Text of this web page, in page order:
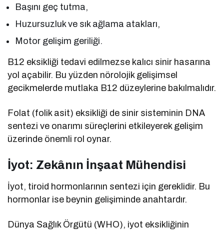
Başını geç tutma,
Huzursuzluk ve sık ağlama atakları,
Motor gelişim geriliği.
B12 eksikliği tedavi edilmezse kalıcı sinir hasarına
yol açabilir. Bu yüzden nörolojik gelişimsel
gecikmelerde mutlaka B12 düzeylerine bakılmalıdır.
Folat (folik asit) eksikliği de sinir sisteminin DNA
sentezi ve onarımı süreçlerini etkileyerek gelişim
üzerinde önemli rol oynar.
İyot: Zekânın İnşaat Mühendisi
İyot, tiroid hormonlarının sentezi için gereklidir. Bu
hormonlar ise beynin gelişiminde anahtardır.
Dünya Sağlık Örgütü (WHO), iyot eksikliğinin